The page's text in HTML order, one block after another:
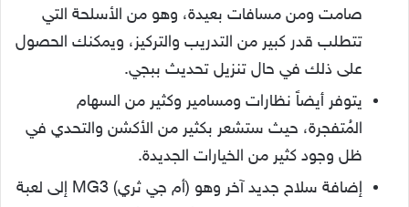
صامت ومن مسافات بعيدة، وهو من الأسلحة التي
تتطلب قدر كبير من التدريب والتركيز، ويمكنك الحصول
على ذلك في حال تنزيل تحديث ببجي.
يتوفر أيضاً نظارات ومسامير وكثير من السهام
المُتفجرة، حيث ستشعر بكثير من الأكشن والتحدي في
ظل وجود كثير من الخيارات الجديدة.
إضافة سلاح جديد آخر وهو (أم جي ثري) MG3 إلى لعبة